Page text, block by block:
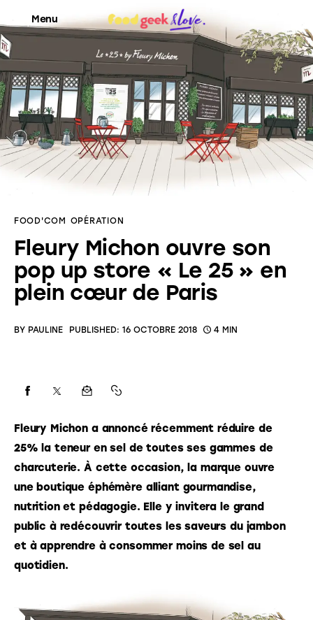
Menu
Food’News
Food’Com
Food’Art
Food’Life
FOOD'COM OPÉRATION
Fleury Michon ouvre son
pop up store « Le 25 » en
plein cœur de Paris
BY PAULINE PUBLISHED: 16 OCTOBRE 2018 4 MIN
Fleury Michon a annoncé récemment réduire de
25% la teneur en sel de toutes ses gammes de
charcuterie. À cette occasion, la marque ouvre
une boutique éphémère alliant gourmandise,
nutrition et pédagogie. Elle y invitera le grand
public à redécouvrir toutes les saveurs du jambon
et à apprendre à consommer moins de sel au
quotidien.